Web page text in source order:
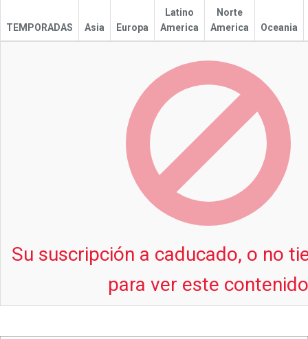
TEMPORADAS Asia Europa
Latino
America
Norte
America
Oceania
Su suscripción a caducado, o no
para ver este contenido